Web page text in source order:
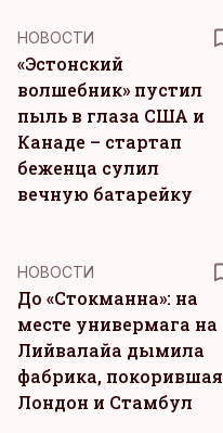
НОВОСТИ
«Эстонский
волшебник» пустил
пыль в глаза США и
Канаде – стартап
беженца сулил
вечную батарейку
НОВОСТИ
До «Стокманна»: на
месте универмага на
Лийвалайа дымила
фабрика, покорившая
Лондон и Стамбул